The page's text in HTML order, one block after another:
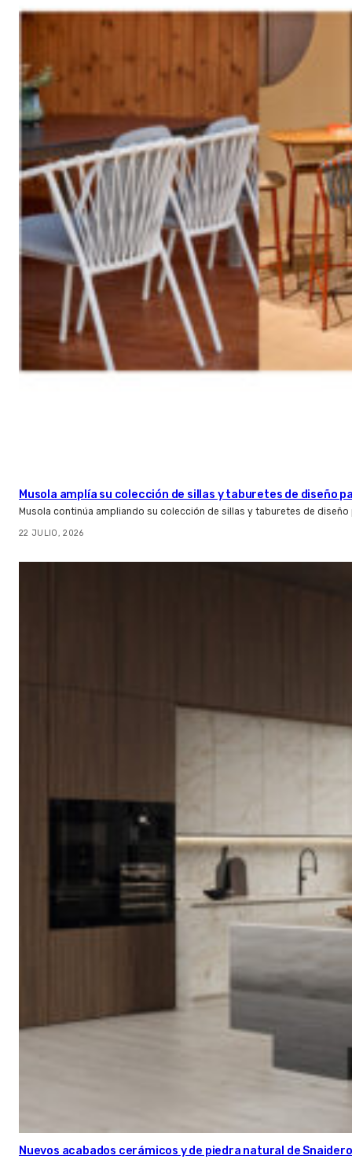
Musola amplía su colección de sillas y taburetes de diseño
Musola continúa ampliando su colección de sillas y taburetes de
22 JULIO, 2026
Nuevos acabados cerámicos y de piedra natural de Snaidero